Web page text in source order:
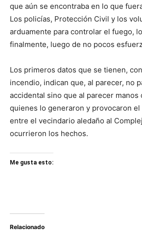
que aún se encontraba en lo que
Los policías, Protección Civil y los
arduamente para controlar el fuego,
finalmente, luego de no pocos
Los primeros datos que se tienen,
incendio, indican que, al parecer, no
accidental sino que al parecer
quienes lo generaron y provocaron
entre el vecindario aledaño al
ocurrieron los hechos.
Me gusta esto:
Relacionado